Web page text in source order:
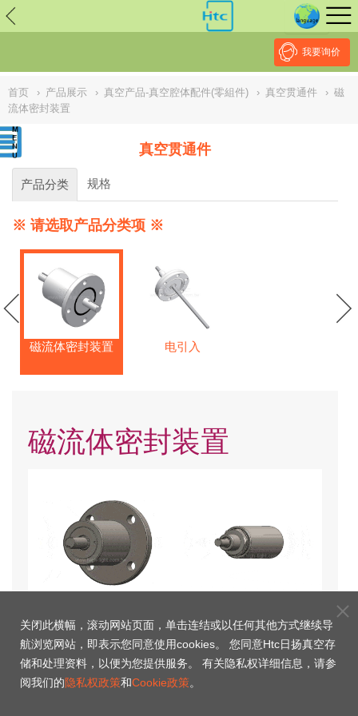
// replaced by scott on 2026/7/20 reason: high risk: Unsafe
Implementation Of Subresource Integrity /**/ // ------------------------------
我要询价
首页 › 产品展示 › 真空产品-真空腔体配件(零組件) › 真空贯通件 › 磁
流体密封装置
真空贯通件
产品分类 规格
※ 请选取产品分类项 ※
磁流体密封装置 电引入
磁流体密封装置
法兰实心轴磁性轴封 前端螺纹实心轴磁性流体轴封
关闭此横幅，滚动网站页面，单击连结或以任何其他方式继续导
航浏览网站，即表示您同意使用cookies。 您同意Htc日扬真空存
储和处理资料，以便为您提供服务。 有关隐私权详细信息，请参
阅我们的隐私权政策和Cookie政策。